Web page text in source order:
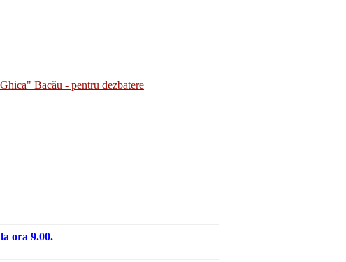
Bacău - pentru dezbatere
ora 9.00.